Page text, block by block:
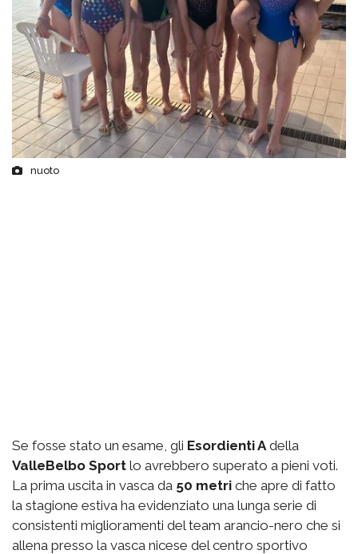
nuoto
Se fosse stato un esame, gli Esordienti A della
ValleBelbo Sport lo avrebbero superato a pieni voti.
La prima uscita in vasca da 50 metri che apre di fatto
la stagione estiva ha evidenziato una lunga serie di
consistenti miglioramenti del team arancio-nero che si
allena presso la vasca nicese del centro sportivo